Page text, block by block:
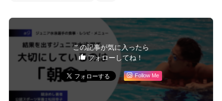
この記事が気に入ったら
フォローしてね！
Follow Me